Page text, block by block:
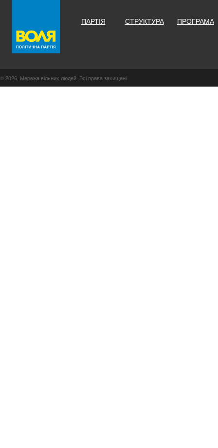
ПАРТІЯ СТРУКТУРА ПРОГРАМА
© 2026, Мережа вільних людей. Всі права захищені